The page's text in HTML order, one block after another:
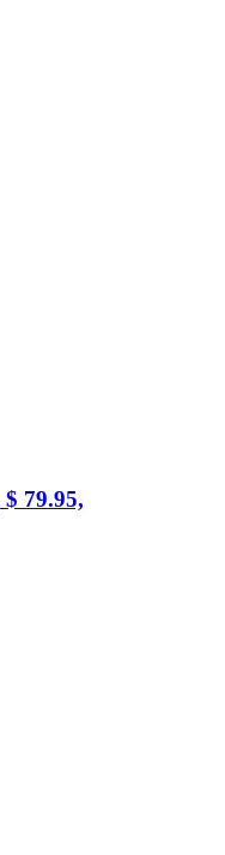
$ 79.95,